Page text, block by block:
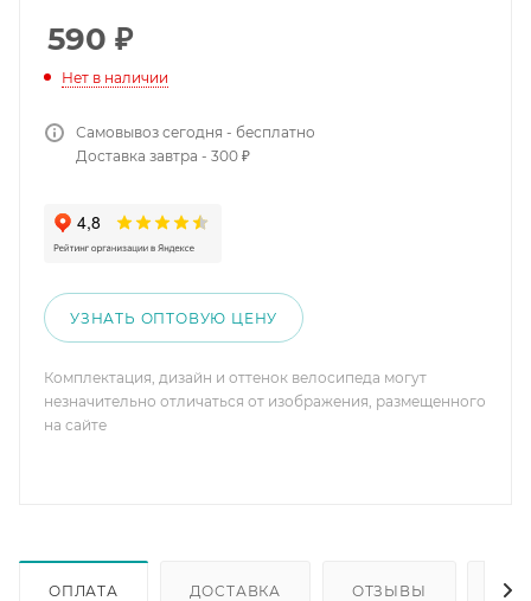
590 ₽
Нет в наличии
Самовывоз сегодня - бесплатно
Доставка завтра - 300 ₽
УЗНАТЬ ОПТОВУЮ ЦЕНУ
Комплектация, дизайн и оттенок велосипеда могут
незначительно отличаться от изображения, размещенного
на сайте
ОПЛАТА ДОСТАВКА ОТЗЫВЫ